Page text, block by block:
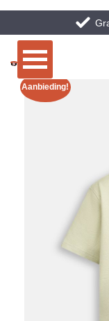
Aanbieding!